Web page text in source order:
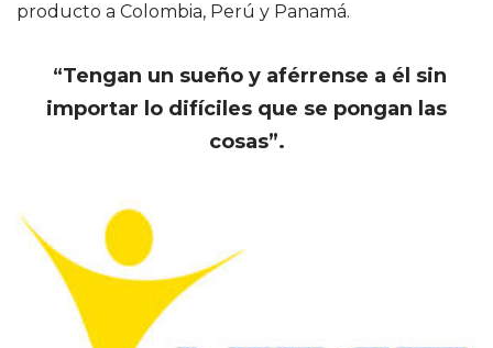
producto a Colombia, Perú y Panamá.
“Tengan un sueño y aférrense a él sin
importar lo difíciles que se pongan las
cosas”.